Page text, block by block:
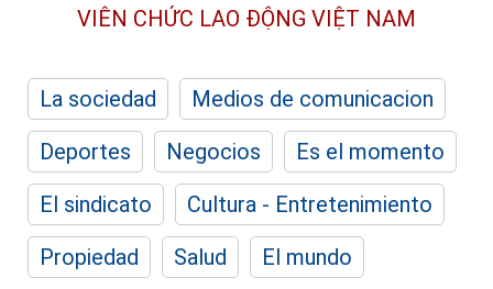
VIÊN CHỨC LAO ĐỘNG VIỆT NAM
La sociedad
Medios de comunicacion
Deportes
Negocios
Es el momento
El sindicato
Cultura - Entretenimiento
Propiedad
Salud
El mundo